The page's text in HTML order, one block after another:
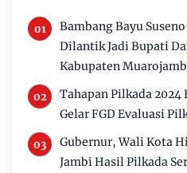
Bambang Bayu
Dilantik Jadi Bupati
Kabupaten
Tahapan Pilkada 2024
Gelar FGD Evaluasi
Gubernur, Wali Kota
Jambi Hasil Pilkada